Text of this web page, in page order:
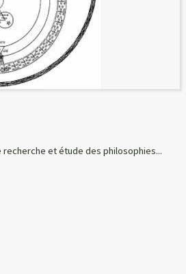
recherche et étude des philosophies...